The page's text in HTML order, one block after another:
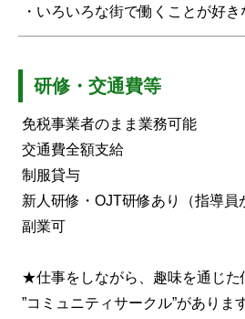
・いろいろな街で働くことが好き
研修・交通費等
免税事業者のまま業務可能
交通費全額支給
制服貸与
新人研修・OJT研修あり（指導員
副業可
★仕事をしながら、趣味を通じた
”コミュニティサークル”がありま